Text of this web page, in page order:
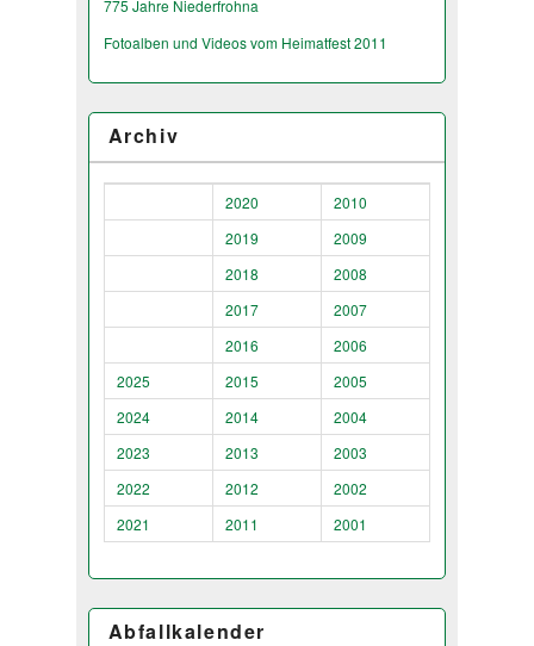
775 Jahre Niederfrohna
Fotoalben und Videos vom Heimatfest 2011
Archiv
2020
2010
2019
2009
2018
2008
2017
2007
2016
2006
2025
2015
2005
2024
2014
2004
2023
2013
2003
2022
2012
2002
2021
2011 2001
Abfallkalender